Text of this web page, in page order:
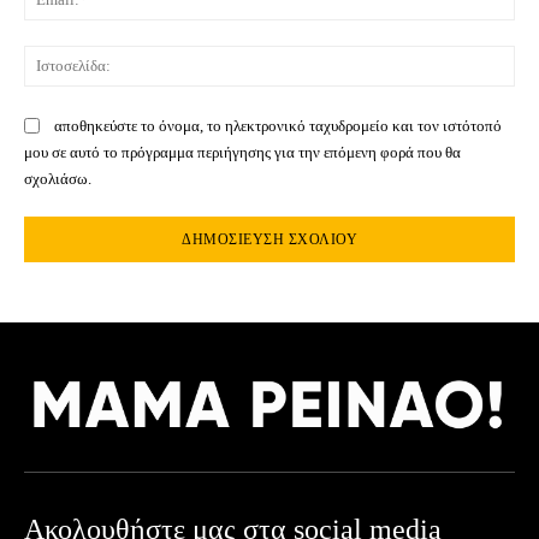
αποθηκεύστε το όνομα, το ηλεκτρονικό ταχυδρομείο και τον ιστότοπό
μου σε αυτό το πρόγραμμα περιήγησης για την επόμενη φορά που θα
σχολιάσω.
Ακολουθήστε μας στα social media